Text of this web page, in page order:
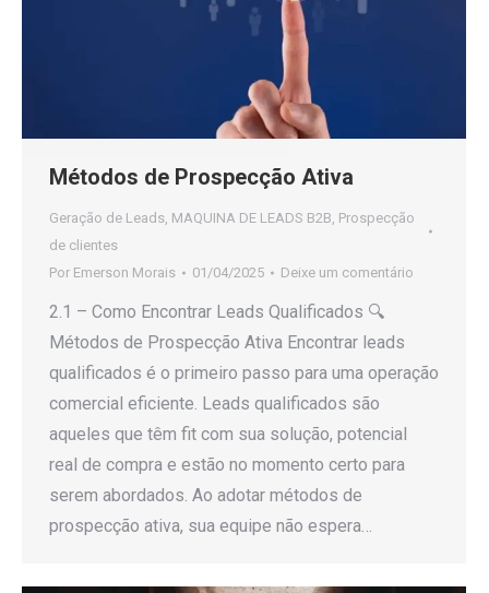
Métodos de Prospecção Ativa
Geração de Leads, MAQUINA DE LEADS B2B, Prospecção
de clientes
Por Emerson Morais 01/04/2025 Deixe um comentário
2.1 – Como Encontrar Leads Qualificados 🔍
Métodos de Prospecção Ativa Encontrar leads
qualificados é o primeiro passo para uma operação
comercial eficiente. Leads qualificados são
aqueles que têm fit com sua solução, potencial
real de compra e estão no momento certo para
serem abordados. Ao adotar métodos de
prospecção ativa, sua equipe não espera…